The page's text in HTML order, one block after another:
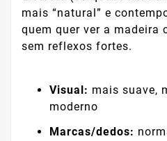
mais “natural” e
quem quer ver a madeira
sem reflexos fortes.
Visual: mais suave,
moderno
Marcas/dedos: